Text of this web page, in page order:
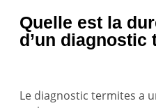
Quelle est la
d’un diagnostic
Le diagnostic termites a